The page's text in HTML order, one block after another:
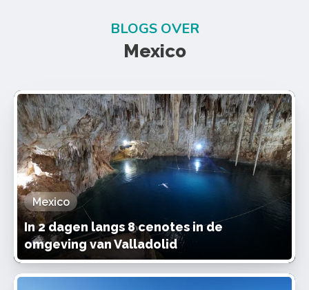
BLOGS OVER
Mexico
Mexico
In 2 dagen langs 8 cenotes in de
omgeving van Valladolid